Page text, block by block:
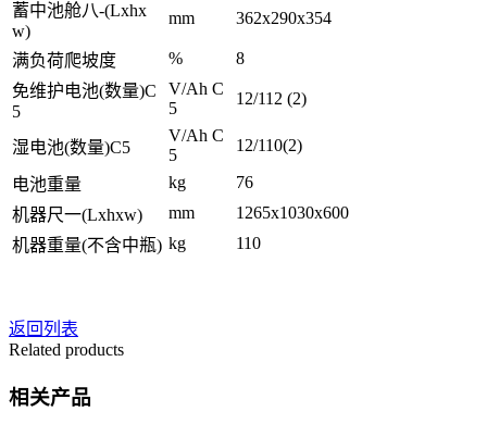
蓄中池舱八-(Lxhx
w)
mm 362x290x354
满负荷爬坡度 %
8
免维护电池(数量)C
5
V/Ah C
5
12/112 (2)
湿电池(数量)C5
V/Ah C
5
12/110(2)
电池重量 kg
76
机器尺一(Lxhxw)
mm
1265x1030x600
机器重量(不含中瓶) kg 110
返回列表
Related products
相关产品